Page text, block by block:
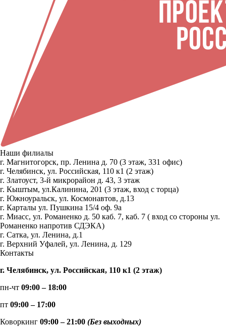
Наши филиалы
г. Магнитогорск, пр. Ленина д. 70 (3 этаж, 331 офис)
г. Челябинск, ул. Российская, 110 к1 (2 этаж)
г. Златоуст, 3-й микрорайон д. 43, 3 этаж
г. Кыштым, ул.Калинина, 201 (3 этаж, вход с торца)
г. Южноуральск, ул. Космонавтов, д.13
г. Карталы ул. Пушкина 15/4 оф. 9а
г. Миасс, ул. Романенко д. 50 каб. 7, каб. 7 ( вход со стороны ул.
Романенко напротив СДЭКА)
г. Сатка, ул. Ленина, д.1
г. Верхний Уфалей, ул. Ленина, д. 129
Контакты
г. Челябинск, ул. Российская, 110 к1 (2 этаж)
пн-чт 09:00 – 18:00
пт 09:00 – 17:00
Коворкинг 09:00 – 21:00 (Без выходных)